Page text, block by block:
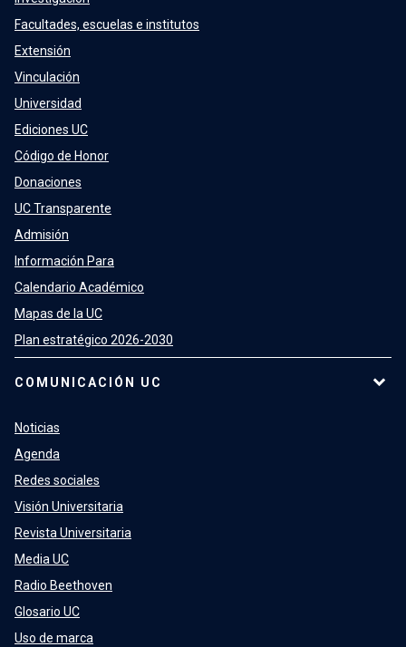
Facultades, escuelas e institutos
Extensión
Vinculación
Universidad
Ediciones UC
Código de Honor
Donaciones
UC Transparente
Admisión
Información Para
Calendario Académico
Mapas de la UC
Plan estratégico 2026-2030
COMUNICACIÓN UC
Noticias
Agenda
Redes sociales
Visión Universitaria
Revista Universitaria
Media UC
Radio Beethoven
Glosario UC
Uso de marca